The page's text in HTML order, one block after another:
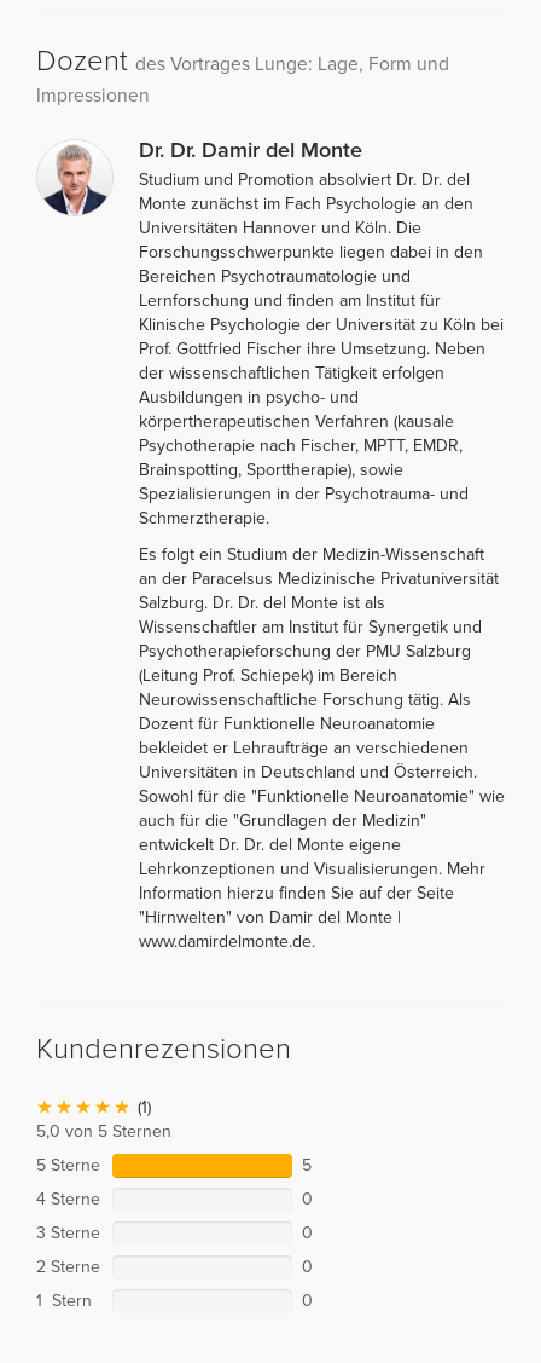
Dozent des Vortrages Lunge: Lage, Form und
Impressionen
Dr. Dr. Damir del Monte
Studium und Promotion absolviert Dr. Dr. del
Monte zunächst im Fach Psychologie an den
Universitäten Hannover und Köln. Die
Forschungsschwerpunkte liegen dabei in den
Bereichen Psychotraumatologie und
Lernforschung und finden am Institut für
Klinische Psychologie der Universität zu Köln bei
Prof. Gottfried Fischer ihre Umsetzung. Neben
der wissenschaftlichen Tätigkeit erfolgen
Ausbildungen in psycho- und
körpertherapeutischen Verfahren (kausale
Psychotherapie nach Fischer, MPTT, EMDR,
Brainspotting, Sporttherapie), sowie
Spezialisierungen in der Psychotrauma- und
Schmerztherapie.
Es folgt ein Studium der Medizin-Wissenschaft
an der Paracelsus Medizinische Privatuniversität
Salzburg. Dr. Dr. del Monte ist als
Wissenschaftler am Institut für Synergetik und
Psychotherapieforschung der PMU Salzburg
(Leitung Prof. Schiepek) im Bereich
Neurowissenschaftliche Forschung tätig. Als
Dozent für Funktionelle Neuroanatomie
bekleidet er Lehraufträge an verschiedenen
Universitäten in Deutschland und Österreich.
Sowohl für die "Funktionelle Neuroanatomie" wie
auch für die "Grundlagen der Medizin"
entwickelt Dr. Dr. del Monte eigene
Lehrkonzeptionen und Visualisierungen. Mehr
Information hierzu finden Sie auf der Seite
"Hirnwelten" von Damir del Monte |
www.damirdelmonte.de.
Kundenrezensionen
(1)
5,0 von 5 Sternen
5 Sterne
5
4 Sterne
0
3 Sterne
0
2 Sterne
0
1 Stern
0